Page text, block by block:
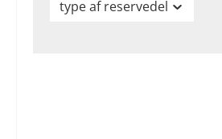
type af reservedel